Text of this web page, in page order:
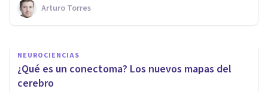
Arturo Torres
Nahum Montagud Rubio
NEUROCIENCIAS
¿Qué es un conectoma? Los nuevos mapas del
cerebro